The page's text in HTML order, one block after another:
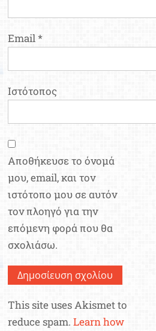
Email*
Ιστότοπος
Αποθήκευσε το όνομά
μου, email, και τον
ιστότοπο μου σε αυτόν
τον πλοηγό για την
επόμενη φορά που θα
σχολιάσω.
This site uses Akismet to
reduce spam.Learn how